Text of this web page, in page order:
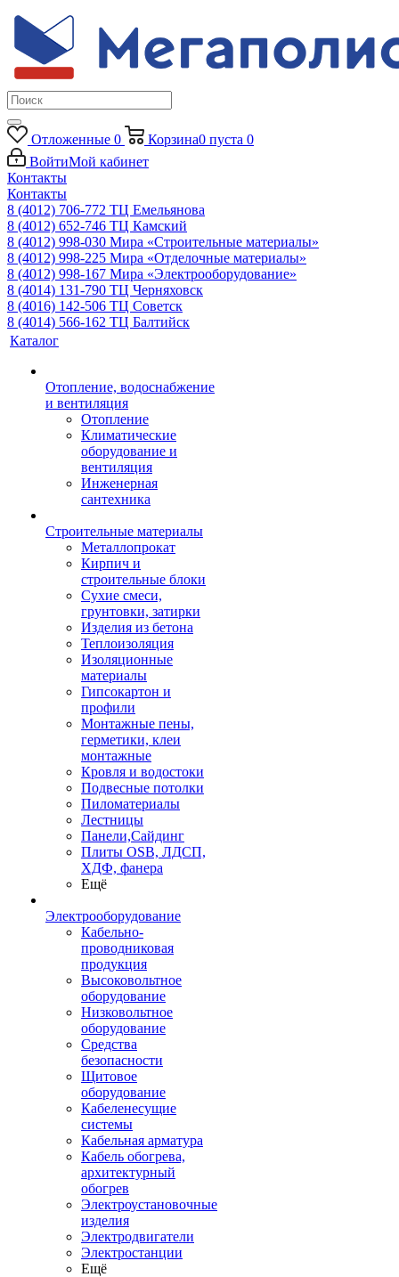
Отложенные 0 Корзина0 пуста 0
ВойтиМой кабинет
Контакты
Контакты
8 (4012) 706-772 ТЦ Емельянова
8 (4012) 652-746 ТЦ Камский
8 (4012) 998-030 Мира «Строительные материалы»
8 (4012) 998-225 Мира «Отделочные материалы»
8 (4012) 998-167 Мира «Электрооборудование»
8 (4014) 131-790 ТЦ Черняховск
8 (4016) 142-506 ТЦ Советск
8 (4014) 566-162 ТЦ Балтийск
Каталог
Отопление, водоснабжение
и вентиляция
Отопление
Климатические
оборудование и
вентиляция
Инженерная
сантехника
Строительные материалы
Металлопрокат
Кирпич и
строительные блоки
Сухие смеси,
грунтовки, затирки
Изделия из бетона
Теплоизоляция
Изоляционные
материалы
Гипсокартон и
профили
Монтажные пены,
герметики, клеи
монтажные
Кровля и водостоки
Подвесные потолки
Пиломатериалы
Лестницы
Панели,Сайдинг
Плиты OSB, ЛДСП,
ХДФ, фанера
Ещё
Электрооборудование
Кабельно-
проводниковая
продукция
Высоковольтное
оборудование
Низковольтное
оборудование
Средства
безопасности
Щитовое
оборудование
Кабеленесущие
системы
Кабельная арматура
Кабель обогрева,
архитектурный
обогрев
Электроустановочные
изделия
Электродвигатели
Электростанции
Ещё